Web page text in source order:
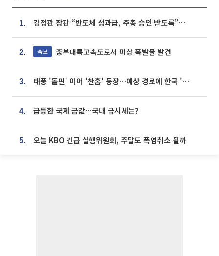
1. 김정관 장관 “반도체 성과급, 주총 승인 받도록”…상법·자본시장법 개정 시사
2. 속보 중부내륙고속도로서 미상 폭발물 발견
3. 태풍 '돌핀' 이어 '찬홈' 등장…예상 경로에 한국 '한숨'
4. 급등한 국제 금값…국내 금시세는?
5. 오늘 KBO 긴급 실행위원회, 주말도 폭염취소 될까